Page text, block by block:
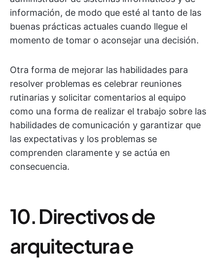
información, de modo que esté al tanto de las
buenas prácticas actuales cuando llegue el
momento de tomar o aconsejar una decisión.
Otra forma de mejorar las habilidades para
resolver problemas es celebrar reuniones
rutinarias y solicitar comentarios al equipo
como una forma de realizar el trabajo sobre las
habilidades de comunicación y garantizar que
las expectativas y los problemas se
comprenden claramente y se actúa en
consecuencia.
10. Directivos de
arquitectura e